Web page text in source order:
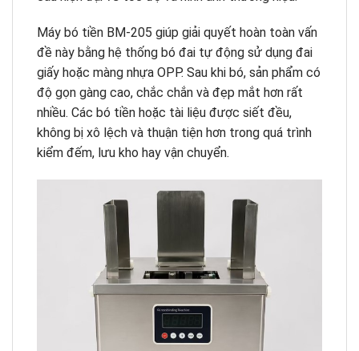
Máy bó tiền BM-205 giúp giải quyết hoàn toàn vấn
đề này bằng hệ thống bó đai tự động sử dụng đai
giấy hoặc màng nhựa OPP. Sau khi bó, sản phẩm có
độ gọn gàng cao, chắc chắn và đẹp mắt hơn rất
nhiều. Các bó tiền hoặc tài liệu được siết đều,
không bị xô lệch và thuận tiện hơn trong quá trình
kiểm đếm, lưu kho hay vận chuyển.